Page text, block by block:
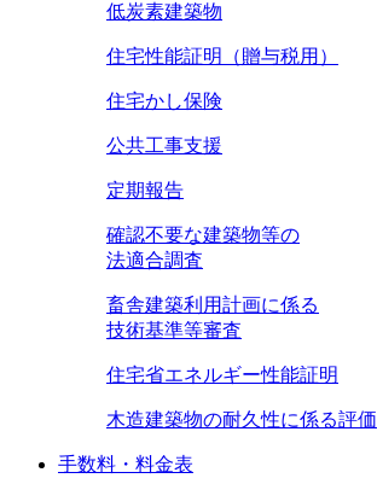
低炭素建築物
住宅性能証明（贈与税用）
住宅かし保険
公共工事支援
定期報告
確認不要な建築物等の
法適合調査
畜舎建築利用計画に係る
技術基準等審査
住宅省エネルギー性能証明
木造建築物の耐久性に係る評価
手数料・料金表